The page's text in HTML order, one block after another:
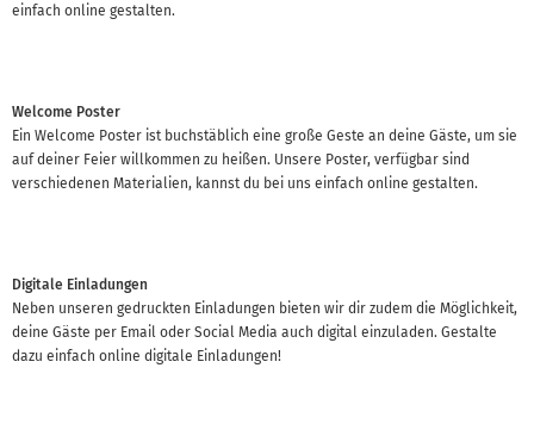
einfach online gestalten.
Welcome Poster
Ein Welcome Poster ist buchstäblich eine große Geste an deine Gäste, um sie
auf deiner Feier willkommen zu heißen. Unsere Poster, verfügbar sind
verschiedenen Materialien, kannst du bei uns einfach online gestalten.
Digitale Einladungen
Neben unseren gedruckten Einladungen bieten wir dir zudem die Möglichkeit,
deine Gäste per Email oder Social Media auch digital einzuladen. Gestalte
dazu einfach online digitale Einladungen!